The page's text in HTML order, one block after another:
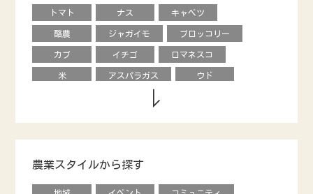
トマト ナス キャベツ
酪農 ジャガイモ ブロッコリー
カブ イチゴ ロマネスコ
米 アスパラガス ウド
オクラ ナシ ブドウ
レタス ピーマン
農業スタイルから探す